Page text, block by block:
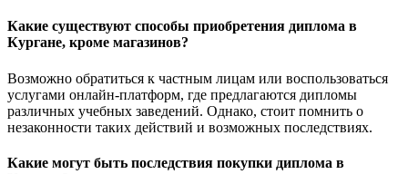
Какие существуют способы приобретения диплома в
Кургане, кроме магазинов?
Возможно обратиться к частным лицам или воспользоваться
услугами онлайн-платформ, где предлагаются дипломы
различных учебных заведений. Однако, стоит помнить о
незаконности таких действий и возможных последствиях.
Какие могут быть последствия покупки диплома в